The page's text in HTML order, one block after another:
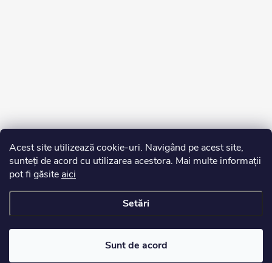
Acest site utilizează cookie-uri. Navigând pe acest site,
sunteți de acord cu utilizarea acestora. Mai multe informații
pot fi găsite aici
Setări
Sunt de acord
Drepturi de autor 2026Edurko.ro. Toate drepturile rezervate.